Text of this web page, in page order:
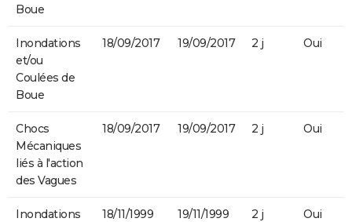
Boue
Inondations
et/ou
Coulées de
Boue
18/09/2017 19/09/2017 2 j Oui
Chocs
Mécaniques
liés à l'action
des Vagues
18/09/2017 19/09/2017 2 j Oui
Inondations
18/11/1999 19/11/1999 2 j Oui